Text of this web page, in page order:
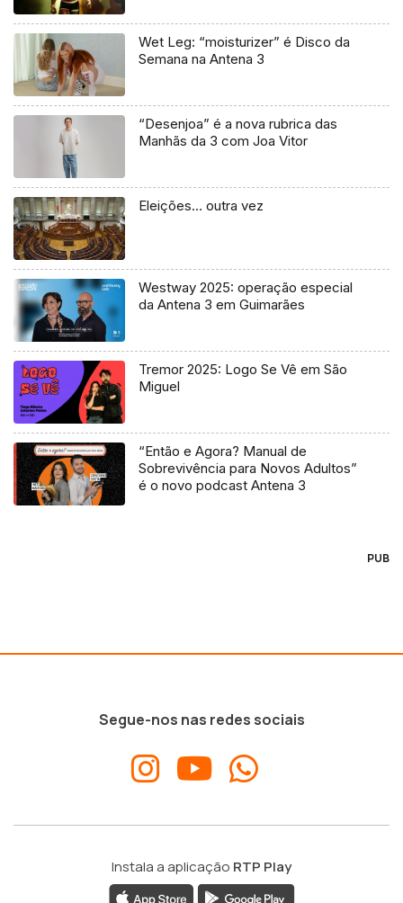
Wet Leg: “moisturizer” é Disco da
Semana na Antena 3
“Desenjoa” é a nova rubrica das
Manhãs da 3 com Joa Vitor
Eleições… outra vez
Westway 2025: operação especial
da Antena 3 em Guimarães
Tremor 2025: Logo Se Vê em São
Miguel
“Então e Agora? Manual de
Sobrevivência para Novos Adultos”
é o novo podcast Antena 3
PUB
Segue-nos nas redes sociais
Instala a aplicação RTP Play